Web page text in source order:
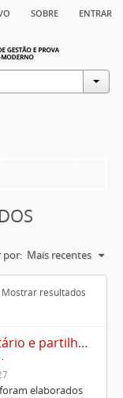
sobre entrar
por: Mais recentes
Mostrar resultados
Pública-forma do inventário e partilhas dos bens de Vasco Queimado
elaborados